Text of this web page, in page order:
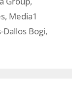
, Media1
Dallos Bogi,